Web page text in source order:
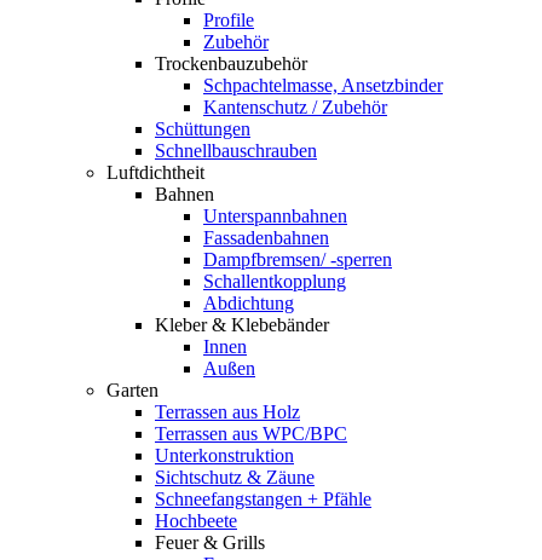
Profile
Zubehör
Trockenbauzubehör
Schpachtelmasse, Ansetzbinder
Kantenschutz / Zubehör
Schüttungen
Schnellbauschrauben
Luftdichtheit
Bahnen
Unterspannbahnen
Fassadenbahnen
Dampfbremsen/ -sperren
Schallentkopplung
Abdichtung
Kleber & Klebebänder
Innen
Außen
Garten
Terrassen aus Holz
Terrassen aus WPC/BPC
Unterkonstruktion
Sichtschutz & Zäune
Schneefangstangen + Pfähle
Hochbeete
Feuer & Grills